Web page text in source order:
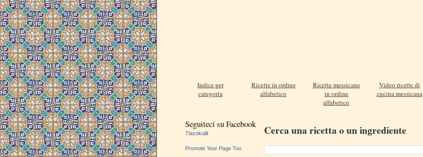
Indice per
categoria
Ricette in ordine
alfabetico
Ricette messicane
in ordine
alfabetico
Video ricette di
cucina messicana
Seguiteci su Facebook
Tlazolcalli
Promote Your Page Too
Cerca una ricetta o un ingrediente